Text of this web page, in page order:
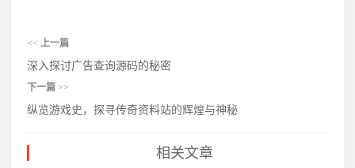
<< 上一篇
深入探讨广告查询源码的秘密
下一篇 >>
纵览游戏史，探寻传奇资料站的辉煌与神秘
相关文章